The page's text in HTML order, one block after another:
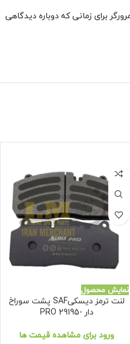
برای زمانی که دوباره دیدگاهی
نمایش محصول
لنت ترمز دیسکیSAF پشت سوراخ
دار -29195 PRO
ورود برای مشاهده قیمت ها